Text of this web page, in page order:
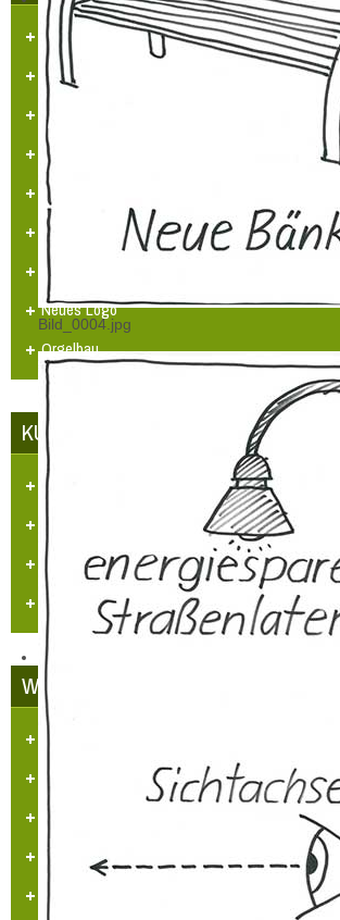
Bild_0004.jpg
Herzlich Willkommen in Hülchrath
Führungen in der Schloss-Stadt-Hülchrath
Mängelmelder der Stadt GV
Adventsfenster 2025
Arbeitskreissitzung
Veranstaltungskalender
Jugendarbeit
Neues Logo
Orgelbau
KUNST UND KULTUR
Aufgaben und Ziele
Kontakt
Veranstaltungen
Videos
WETTBEWERBE
Unser Dorf hat Zukunft
LBS Zukunftspreis NRW 2014
„Heimatpreis 2019 KHB e.V.“
Heimatpreis Stadt Grevenbroich